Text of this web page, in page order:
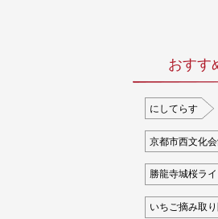
おすす
にしてらす
京都市西文化
勝龍寺城桜ラ
いちご摘み取